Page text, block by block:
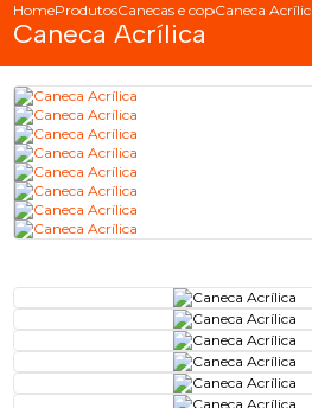
HomeProdutosCanecas e coposCaneca Acrílica
Caneca Acrílica